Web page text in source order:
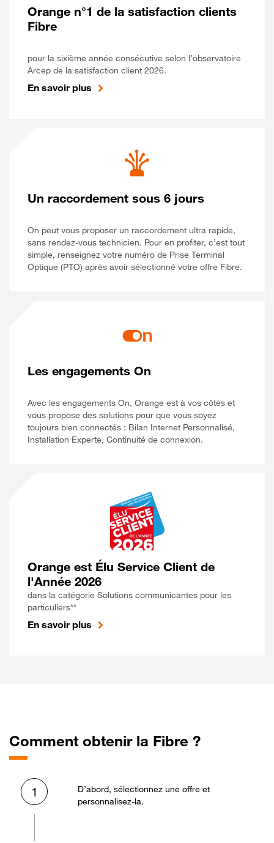
Orange n°1 de la satisfaction clients
Fibre
pour la sixième année consécutive selon l’observatoire
Arcep de la satisfaction client 2026.
En savoir plus
Un raccordement sous 6 jours
On peut vous proposer un raccordement ultra rapide,
sans rendez-vous technicien. Pour en profiter, c’est tout
simple, renseignez votre numéro de Prise Terminal
Optique (PTO) après avoir sélectionné votre offre Fibre.
Les engagements On
Avec les engagements On, Orange est à vos côtés et
vous propose des solutions pour que vous soyez
toujours bien connectés : Bilan Internet Personnalisé,
Installation Experte, Continuité de connexion.
Orange est Élu Service Client de
l'Année 2026
dans la catégorie Solutions communicantes pour les
particuliers**
En savoir plus
Comment obtenir la Fibre ?
1
D’abord, sélectionnez une offre et
personnalisez-la.